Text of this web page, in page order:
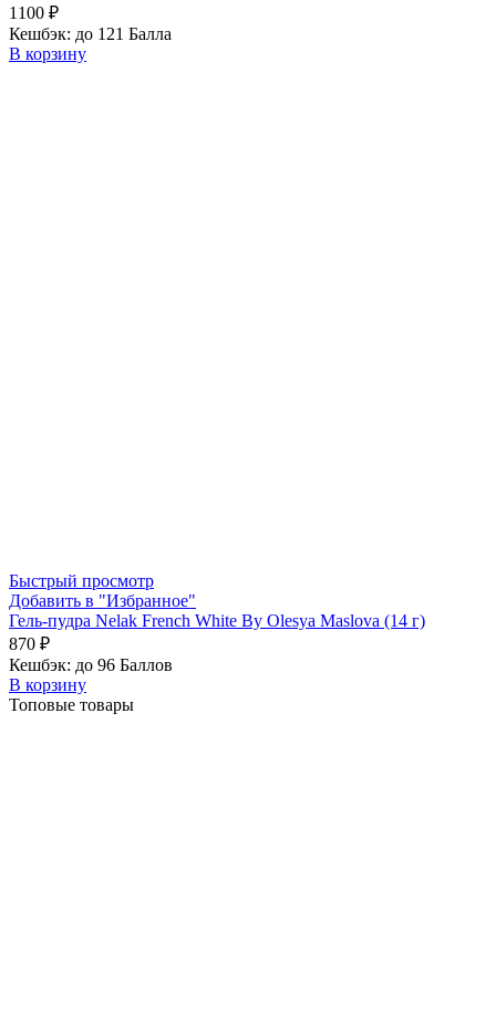
1100 ₽
Кешбэк: до 121 Балла
В корзину
Быстрый просмотр
Добавить в "Избранное"
Гель-пудра Nelak French White By Olesya Maslova (14 г)
870 ₽
Кешбэк: до 96 Баллов
В корзину
Топовые товары